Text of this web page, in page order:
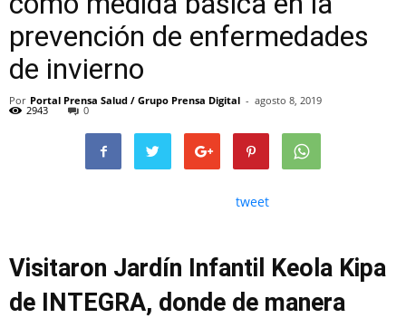
prevención de enfermedades
de invierno
Por Portal Prensa Salud / Grupo Prensa Digital - agosto 8, 2019
2943 0
tweet
Visitaron Jardín Infantil Keola Kipa
de INTEGRA, donde de manera